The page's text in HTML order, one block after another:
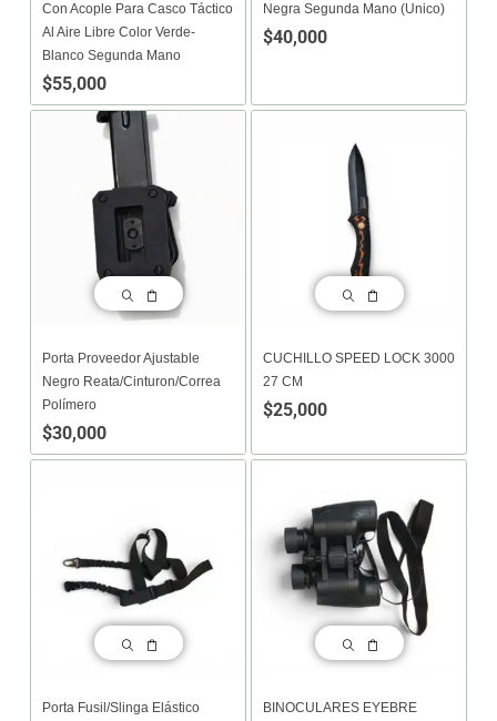
Con Acople Para Casco Táctico
Al Aire Libre Color Verde-
Blanco Segunda Mano
$55,000
Negra Segunda Mano (unico)
$40,000
Porta Proveedor Ajustable
Negro Reata/cinturon/correa
Polímero
$30,000
CUCHILLO SPEED LOCK 3000
27 CM
$25,000
Porta Fusil/slinga Elástico
BINOCULARES EYEBRE